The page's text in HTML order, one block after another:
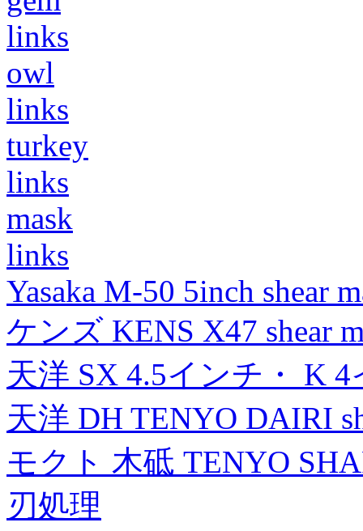
links
owl
links
turkey
links
mask
links
Yasaka M-50 5inch shear
ケンズ KENS X47 shear
天洋 SX 4.5インチ・ K
天洋 DH TENYO DAIRI
モクト 木砥 TENYO
刃処理